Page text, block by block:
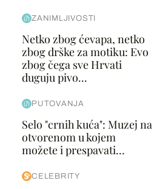
ZANIMLJIVOSTI
Netko zbog ćevapa, netko
zbog drške za motiku: Evo
zbog čega sve Hrvati
duguju pivo...
PUTOVANJA
Selo "crnih kuća": Muzej na
otvorenom u kojem
možete i prespavati...
CELEBRITY